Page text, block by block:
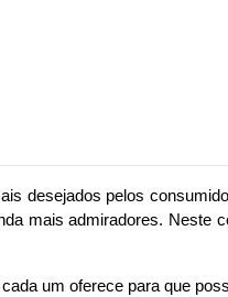
desejados pelos
mais admiradores. Neste
um oferece para que